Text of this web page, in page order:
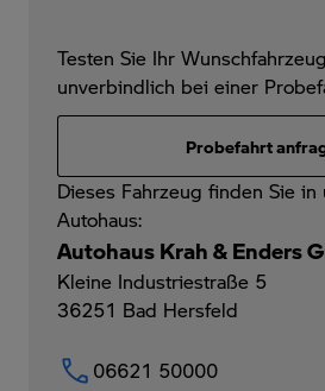
Testen Sie Ihr
unverbindlich bei einer
Probefahrt
Dieses Fahrzeug finden Sie in
Autohaus:
Autohaus Krah & Enders
Kleine Industriestraße 5
36251 Bad Hersfeld
06621 50000